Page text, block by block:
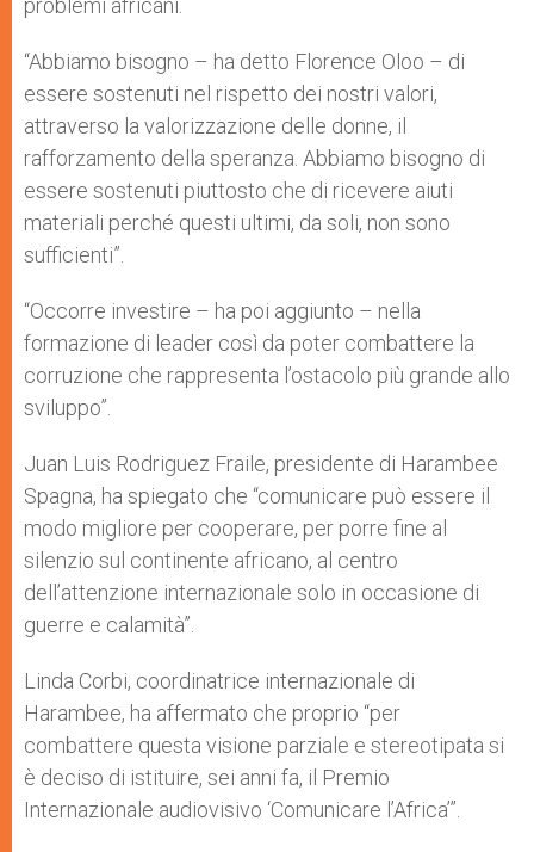
problemi africani.
“Abbiamo bisogno – ha detto Florence Oloo – di
essere sostenuti nel rispetto dei nostri valori,
attraverso la valorizzazione delle donne, il
rafforzamento della speranza. Abbiamo bisogno di
essere sostenuti piuttosto che di ricevere aiuti
materiali perché questi ultimi, da soli, non sono
sufficienti”.
“Occorre investire – ha poi aggiunto – nella
formazione di leader così da poter combattere la
corruzione che rappresenta l’ostacolo più grande allo
sviluppo”.
Juan Luis Rodriguez Fraile, presidente di Harambee
Spagna, ha spiegato che “comunicare può essere il
modo migliore per cooperare, per porre fine al
silenzio sul continente africano, al centro
dell’attenzione internazionale solo in occasione di
guerre e calamità”.
Linda Corbi, coordinatrice internazionale di
Harambee, ha affermato che proprio “per
combattere questa visione parziale e stereotipata si
è deciso di istituire, sei anni fa, il Premio
Internazionale audiovisivo ‘Comunicare l’Africa’”.